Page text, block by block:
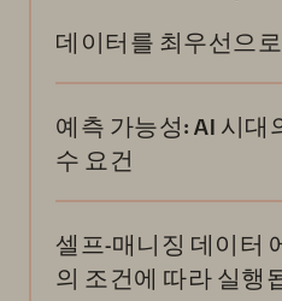
데이터를 최우선으로
예측 가능성: AI 시대
수 요건
셀프-매니징 데이터
의 조건에 따라 실행